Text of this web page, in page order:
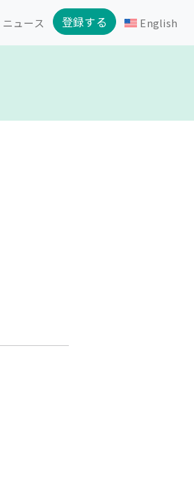
ニュース 登録する English